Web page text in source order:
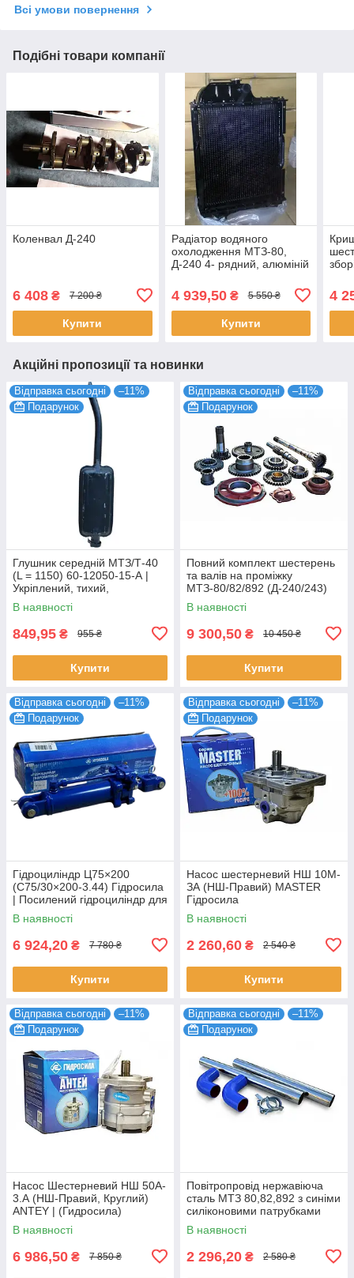
Всі умови повернення
Подібні товари компанії
Коленвал Д-240
6 408 ₴ 7 200 ₴
Купити
Радіатор водяного
охолодження МТЗ-80,
Д-240 4- рядний, алюміній
4 939,50₴ 5 550 ₴
Купити
4
Акційні пропозиції та новинки
Відправка сьогодні
–11%
Подарунок
Глушник середній МТЗ/Т-40
(L = 1150) 60-12050-15-А |
Укріплений, тихий,
довговічний
В наявності
849,95 ₴ 955 ₴
Купити
Відправка сьогодні
–11%
Подарунок
Повний комплект шестерень
та валів на проміжку
МТЗ-80/82/892 (Д-240/243)
В наявності
9 300,50 ₴ 10 450 ₴
Купити
Відправка сьогодні
–11%
Подарунок
Гідроциліндр Ц75×200
(С75/30×200-3.44) Гідросила
| Посилений гідроциліндр для
МТЗ, ЮМЗ, Т-40
В наявності
6 924,20 ₴ 7 780 ₴
Купити
Відправка сьогодні
–11%
Подарунок
Насос шестерневий НШ 10М-
ЗА (НШ-Правий) MASTER
Гідросила
В наявності
2 260,60 ₴ 2 540 ₴
Купити
Відправка сьогодні
–11%
Подарунок
Насос Шестерневий НШ 50A-
3.А (НШ-Правий, Круглий)
ANTEY | (Гидросила)
В наявності
6 986,50 ₴ 7 850 ₴
Відправка сьогодні
–11%
Подарунок
Повітропровід нержавіюча
сталь МТЗ 80,82,892 з синіми
силіконовими патрубками
В наявності
2 296,20 ₴ 2 580 ₴